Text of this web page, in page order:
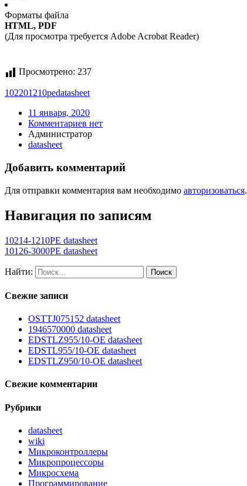
Форматы файла
HTML, PDF
(Для просмотра требуется Adobe Acrobat Reader)
Просмотрено: 237
102201210pedatasheet
11 января, 2020
Комментариев нет
Администратор
datasheet
Добавить комментарий
Для отправки комментария вам необходимо авторизоваться.
Навигация по записям
10214-1210PE datasheet
10126-3000PE datasheet
Найти:
Свежие записи
OSTTJ075152 datasheet
1946570000 datasheet
EDSTLZ955/10-OE datasheet
EDSTL955/10-OE datasheet
EDSTLZ950/10-OE datasheet
Свежие комментарии
Рубрики
datasheet
wiki
Микроконтроллеры
Микропроцессоры
Микросхема
Программирование